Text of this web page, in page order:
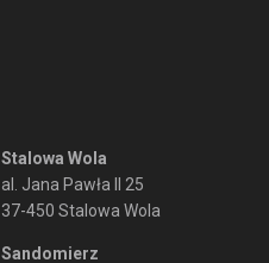
Stalowa Wola
al. Jana Pawła II 25
37-450 Stalowa Wola
Sandomierz